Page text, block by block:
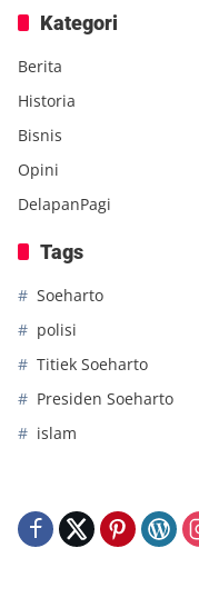
Kategori
Berita
Historia
Bisnis
Opini
DelapanPagi
Tags
Soeharto
polisi
Titiek Soeharto
Presiden Soeharto
islam